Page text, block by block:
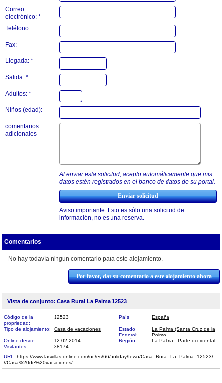
Correo
electrónico: *
Teléfono:
Fax:
Llegada: *
Salida: *
Adultos: *
Niños (edad):
comentarios
adicionales
Al enviar esta solicitud, acepto automáticamente que mis
datos estén registrados en el banco de datos de su portal.
Aviso importante: Esto es sólo una solicitud de
información, no es una reserva.
Comentarios
No hay todavía ningun comentario para este alojamiento.
Por favor, dar su comentario a este alojamiento ahora
Vista de conjunto: Casa Rural La Palma 12523
Código de la
propriedad:
12523 País España
Tipo de alojamiento: Casa de vacaciones
Estado
Federal:
La Palma (Santa Cruz de la
Palma
Online desde:
12.02.2014 Región
La Palma - Parte occidental
Visitantes:
38174
URL: https://www.lasvillas-online.com/nc/es/66/holiday/fewo/Casa_Rural_La_Palma_12523/​
//Casa%20de%20vacaciones/